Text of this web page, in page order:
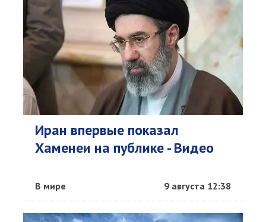
Иран впервые показал
Хаменеи на публике - Видео
В мире 9 августа 12:38